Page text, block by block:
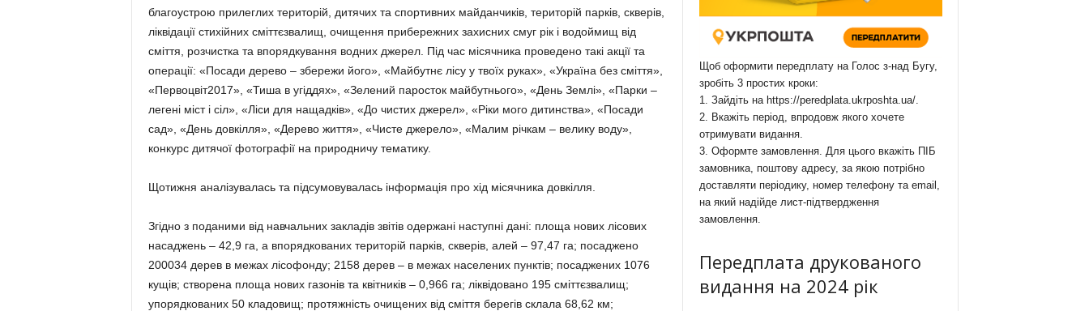
благоустрою прилеглих територій, дитячих та спортивних майданчиків, територій парків, скверів,
ліквідації стихійних сміттєзвалищ, очищення прибережних захисних смуг рік і водоймищ від
сміття, розчистка та впорядкування водних джерел. Під час місячника проведено такі акції та
операції: «Посади дерево – збережи його», «Майбутнє лісу у твоїх руках», «Україна без сміття»,
«Первоцвіт2017», «Тиша в угіддях», «Зелений паросток майбутнього», «День Землі», «Парки –
легені міст і сіл», «Ліси для нащадків», «До чистих джерел», «Ріки мого дитинства», «Посади
сад», «День довкілля», «Дерево життя», «Чисте джерело», «Малим річкам – велику воду»,
конкурс дитячої фотографії на природничу тематику.
Щотижня аналізувалась та підсумовувалась інформація про хід місячника довкілля.
Згідно з поданими від навчальних закладів звітів одержані наступні дані: площа нових лісових
насаджень – 42,9 га, а впорядкованих територій парків, скверів, алей – 97,47 га; посаджено
200034 дерев в межах лісофонду; 2158 дерев – в межах населених пунктів; посаджених 1076
кущів; створена площа нових газонів та квітників – 0,966 га; ліквідовано 195 сміттєзвалищ;
упорядкованих 50 кладовищ; протяжність очищених від сміття берегів склала 68,62 км;
Щоб оформити передплату на Голос з-над Бугу,
зробіть 3 простих кроки:
1. Зайдіть на https://peredplata.ukrposhta.ua/.
2. Вкажіть період, впродовж якого хочете
отримувати видання.
3. Оформте замовлення. Для цього вкажіть ПІБ
замовника, поштову адресу, за якою потрібно
доставляти періодику, номер телефону та email,
на який надійде лист-підтвердження
замовлення.
Передплата друкованого
видання на 2024 рік